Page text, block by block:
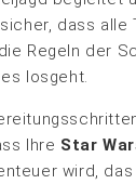
dass alle
Regeln der
losgeht.
Ihre Star
wird,